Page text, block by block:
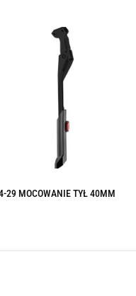
29 MOCOWANIE TYŁ 40MM